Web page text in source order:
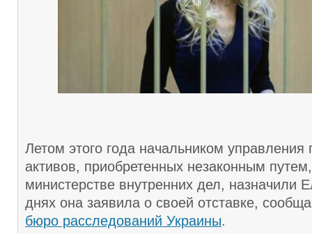
Летом этого года начальником управления
активов, приобретенных незаконным
министерстве внутренних дел, назначили
днях она заявила о своей отставке,
бюро расследований Украины.